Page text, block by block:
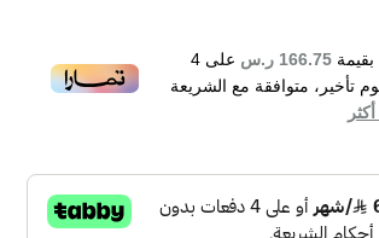
Miss Dior Absolutely166.75 ر.س على 4
تأخير، متوافقة مع الشريعة